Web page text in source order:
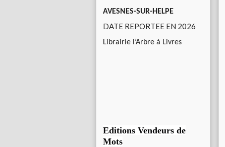
AVESNES-SUR-HELPE
DATE REPORTEE EN 2026
Librairie l’Arbre à Livres
Editions Vendeurs de
Mots